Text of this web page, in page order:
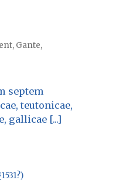
Gante,
septem
teutonicae,
gallicae [...]